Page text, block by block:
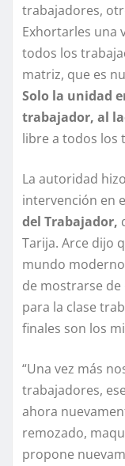
trabajadores,
Exhortarles una
todos los
matriz, que es
Solo la unidad
trabajador, al
libre a todos los
La autoridad
intervención en
del Trabajador,
Tarija. Arce dijo
mundo
de mostrarse
para la clase
finales son los
“Una vez más
trabajadores,
ahora
remozado,
propone